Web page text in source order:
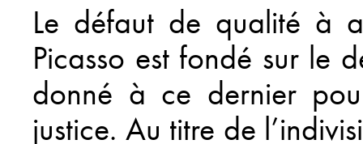
Le défaut de qualité à
Picasso est fondé sur le
donné à ce dernier
justice. Au titre de